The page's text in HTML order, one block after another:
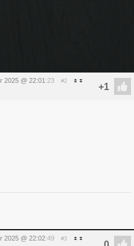
2025 @ 22:01 :23 #2
2025 @ 22:02:49 #3